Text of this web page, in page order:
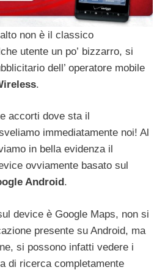
non è il classico
utente un po’ bizzarro, si
dell’ operatore mobile
.
accorti dove sta il
immediatamente noi! Al
in bella evidenza il
ovviamente basato sul
Android .
device è Google Maps, non si
presente su Android, ma
si possono infatti vedere i
di ricerca completamente